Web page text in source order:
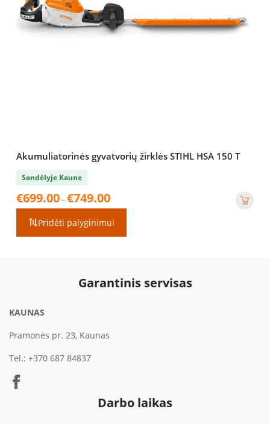
Akumuliatorinės gyvatvorių žirklės STIHL HSA 150 T
Sandėlyje Kaune
€699.00–€749.00
€699.00
through
Pridėti palyginimui
Garantinis servisas
KAUNAS
Pramonės pr. 23, Kaunas
Tel.: +370 687 84837
Darbo laikas